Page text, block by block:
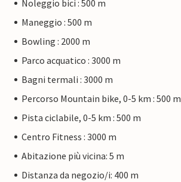
Noleggio bici : 500 m
Maneggio : 500 m
Bowling : 2000 m
Parco acquatico : 3000 m
Bagni termali : 3000 m
Percorso Mountain bike, 0-5 km : 500 m
Pista ciclabile, 0-5 km : 500 m
Centro Fitness : 3000 m
Abitazione più vicina: 5 m
Distanza da negozio/i: 400 m